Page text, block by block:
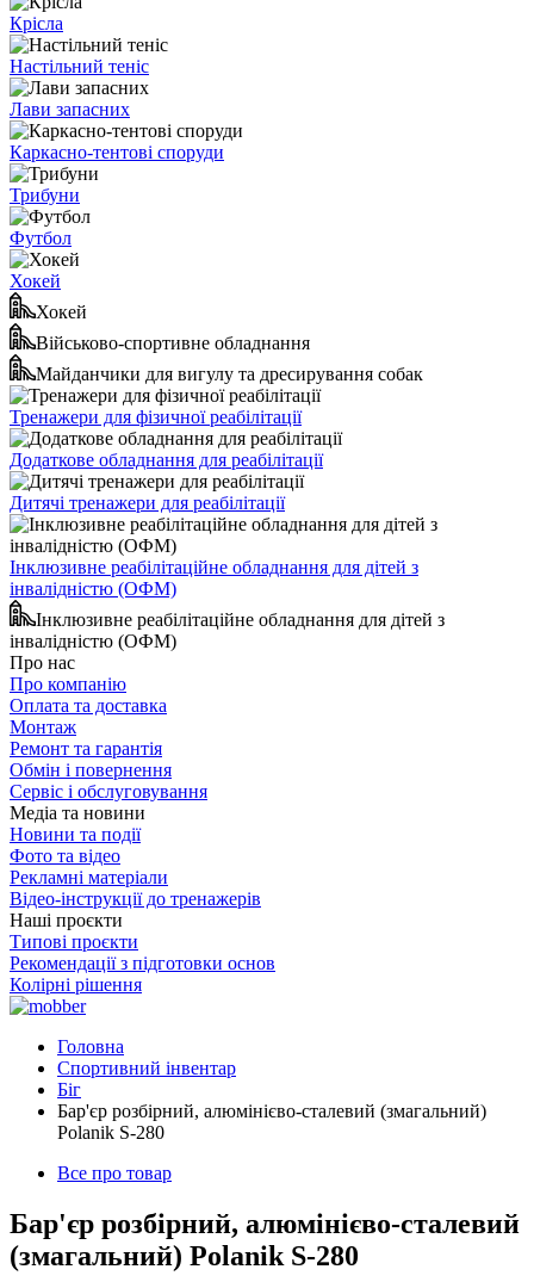
Крісла
Настільний теніс
Лави запасних
Каркасно-тентові споруди
Трибуни
Футбол
Хокей
Хокей
Військово-спортивне обладнання
Майданчики для вигулу та дресирування собак
Тренажери для фізичної реабілітації
Додаткове обладнання для реабілітації
Дитячі тренажери для реабілітації
Інклюзивне реабілітаційне обладнання для дітей з
інвалідністю (ОФМ)
Інклюзивне реабілітаційне обладнання для дітей з
інвалідністю (ОФМ)
Про нас
Про компанію
Оплата та доставка
Монтаж
Ремонт та гарантія
Обмін і повернення
Сервіс і обслуговування
Медіа та новини
Новини та події
Фото та відео
Рекламні матеріали
Відео-інструкції до тренажерів
Наші проєкти
Типові проєкти
Рекомендації з підготовки основ
Колірні рішення
Головна
Спортивний інвентар
Біг
Бар'єр розбірний, алюмінієво-сталевий (змагальний)
Polanik S-280
Все про товар
Бар'єр розбірний, алюмінієво-сталевий
(змагальний) Polanik S-280